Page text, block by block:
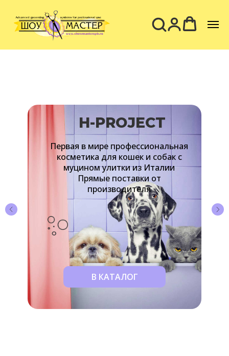
LASER LITES
Профессиональная косметика для
домашних животных
из Австралии
Прямые поставки
от производителя
В КАТАЛОГ